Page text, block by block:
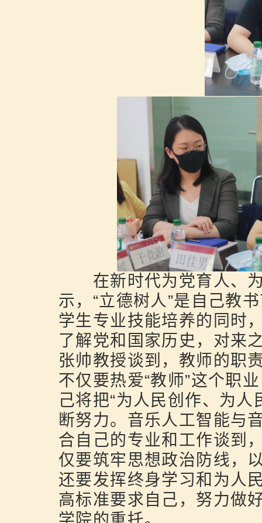
在新时代为党育人、为
示，“立德树人”是自己教
学生专业技能培养的同时
了解党和国家历史，对来
张帅教授谈到，教师的职
不仅要热爱“教师”这个职
己将把“为人民创作、为
断努力。音乐人工智能与
合自己的专业和工作谈到
仅要筑牢思想政治防线，
还要发挥终身学习和为人
高标准要求自己，努力做